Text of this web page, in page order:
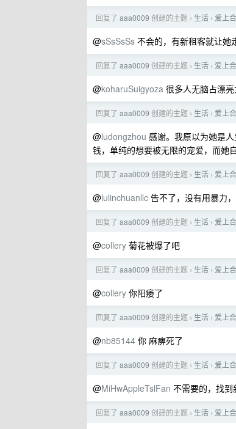
回复了 aaa0009 创建的主题 › 生活 › 爱上
@sSsSsSs 不会的，有新租客就让她
回复了 aaa0009 创建的主题 › 生活 › 爱上
@koharuSuigyoza 很多人无脑占漂
回复了 aaa0009 创建的主题 › 生活 › 爱上
@ludongzhou 感谢。我原以为她是
钱，单纯的想要被无限的宠爱，而她
回复了 aaa0009 创建的主题 › 生活 › 爱上
@lulinchuanllc 告不了，没有用暴力
回复了 aaa0009 创建的主题 › 生活 › 爱上
@collery 菊花被爆了吧
回复了 aaa0009 创建的主题 › 生活 › 爱上
@collery 你阳痿了
回复了 aaa0009 创建的主题 › 生活 › 爱上
@nb85144 你 麻痹死了
回复了 aaa0009 创建的主题 › 生活 › 爱上
@MiHwAppleTslFan 不需要的，找
回复了 aaa0009 创建的主题 › 生活 › 爱上